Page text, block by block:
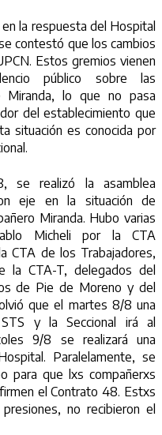
la respuesta del Hospital
contestó que los cambios
Estos gremios vienen
público sobre las
Miranda, lo que no pasa
del establecimiento que
situación es conocida por
se realizó la asamblea
eje en la situación de
Miranda. Hubo varias
Micheli por la CTA
CTA de los Trabajadores,
la CTA-T, delegados del
de Pie de Moreno y del
que el martes 8/8 una
y la Seccional irá al
9/8 se realizará una
Paralelamente, se
para que lxs compañerxs
el Contrato 48. Estxs
no recibieron el